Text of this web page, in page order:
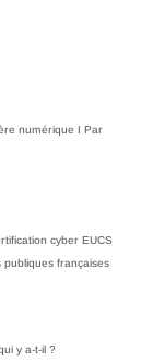
numérique I Par
cyber EUCS
publiques françaises
y a-t-il ?